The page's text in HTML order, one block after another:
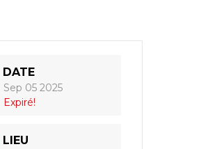
DATE
Sep 05 2025
Expiré!
LIEU